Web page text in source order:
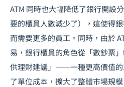
ATM 同時也大幅降低了銀行開設
要的櫃員人數減少了），這使得
而需要更多的員工。同時，由於
易，銀行櫃員的角色從「數鈔票
供理財建議」——一種更高價值的
了單位成本，擴大了整體市場規